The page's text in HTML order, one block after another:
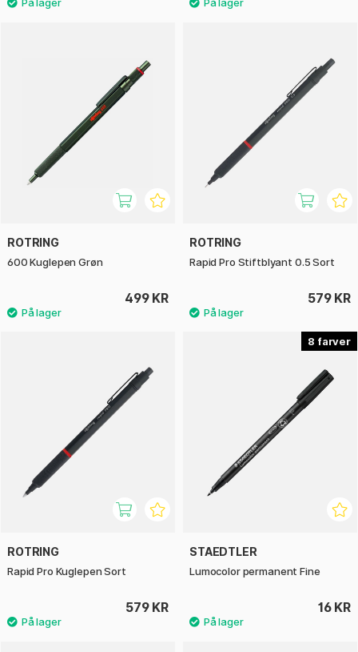
ROTRING
600 Kuglepen Grøn
499 KR
ROTRING
Rapid Pro Stiftblyant 0.5 Sort
579 KR
ROTRING
Rapid Pro Kuglepen Sort
579 KR
8
STAEDTLER
Lumocolor permanent Fine
16 KR